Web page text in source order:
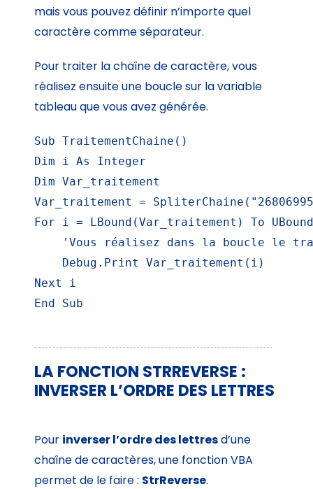
mais vous pouvez définir n’importe quel
caractère comme séparateur.
Pour traiter la chaîne de caractère, vous
réalisez ensuite une boucle sur la variable
tableau que vous avez générée.
Sub TraitementChaine()
Dim i As Integer
Dim Var_traitement
Var_traitement =
For i = LBound(Var_traitement) To
'Vous réalisez dans la boucle le
    Debug.Print Var_traitement(i)
Next i
End Sub
LA FONCTION STRREVERSE :
INVERSER L’ORDRE DES LETTRES
Pour inverser l’ordre des lettresd’une
chaîne de caractères, une fonction VBA
permet de le faire : StrReverse.